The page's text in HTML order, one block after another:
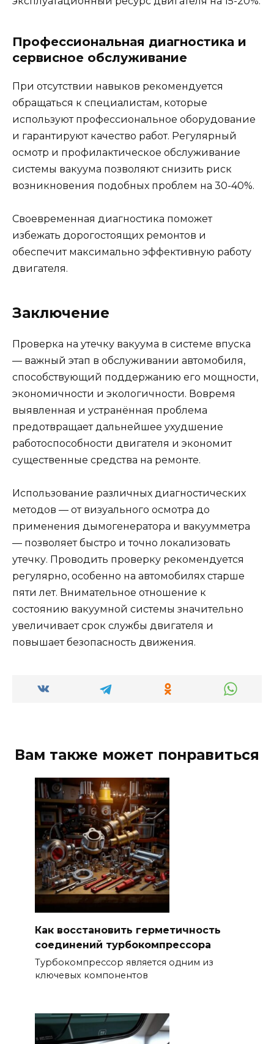
Профессиональная диагностика и
сервисное обслуживание
При отсутствии навыков рекомендуется
обращаться к специалистам, которые
используют профессиональное оборудование
и гарантируют качество работ. Регулярный
осмотр и профилактическое обслуживание
системы вакуума позволяют снизить риск
возникновения подобных проблем на 30-40%.
Своевременная диагностика поможет
избежать дорогостоящих ремонтов и
обеспечит максимально эффективную работу
двигателя.
Заключение
Проверка на утечку вакуума в системе впуска
— важный этап в обслуживании автомобиля,
способствующий поддержанию его мощности,
экономичности и экологичности. Вовремя
выявленная и устранённая проблема
предотвращает дальнейшее ухудшение
работоспособности двигателя и экономит
существенные средства на ремонте.
Использование различных диагностических
методов — от визуального осмотра до
применения дымогенератора и вакуумметра
— позволяет быстро и точно локализовать
утечку. Проводить проверку рекомендуется
регулярно, особенно на автомобилях старше
пяти лет. Внимательное отношение к
состоянию вакуумной системы значительно
увеличивает срок службы двигателя и
повышает безопасность движения.
Вам также может понравиться
Как восстановить герметичность
соединений турбокомпрессора
Турбокомпрессор является одним из
ключевых компонентов